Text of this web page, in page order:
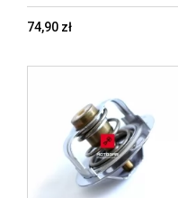
74,90 zł